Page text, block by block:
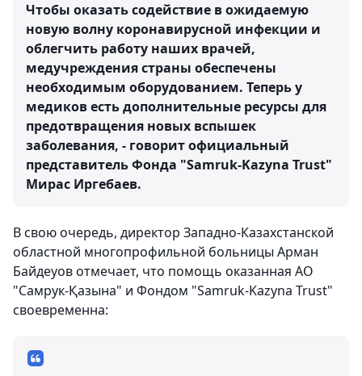
Чтобы оказать содействие в ожидаемую
новую волну коронавирусной инфекции и
облегчить работу наших врачей,
медучреждения страны обеспечены
необходимым оборудованием. Теперь у
медиков есть дополнительные ресурсы для
предотвращения новых вспышек
заболевания, - говорит официальный
представитель Фонда "Samruk-Kazyna Trust"
Мирас Иргебаев.
В свою очередь, директор Западно-Казахстанской
областной многопрофильной больницы Арман
Байдеуов отмечает, что помощь оказанная АО
"Самрук-Қазына" и Фондом "Samruk-Kazyna Trust"
своевременна: